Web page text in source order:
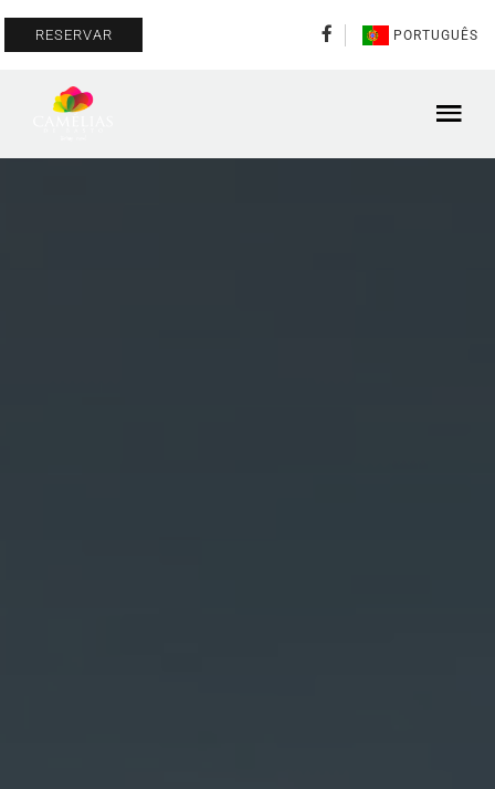
RESERVAR PORTUGUÊS